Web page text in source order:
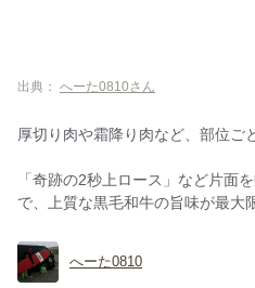
出典： へーた0810さん
厚切り肉や霜降り肉など、部位ご
「奇跡の2秒上ロース」など片面
で、上質な黒毛和牛の旨味が最大
へーた0810